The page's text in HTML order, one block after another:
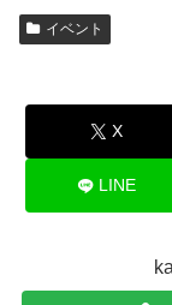
イベント
X
LINE